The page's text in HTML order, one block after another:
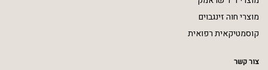
מוצרי חוה זינגבוים
קוסמטיקאית רפואית
צור קשר